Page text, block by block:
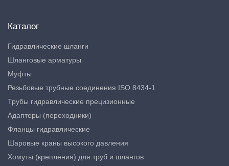
Каталог
Гидравлические шланги
Шланговые арматуры
Муфты
Резьбовые трубные соединения ISO 8434-1
Трубы гидравлические прецизионные
Адаптеры (переходники)
Фланцы гидравлические
Шаровые краны высокого давления
Хомуты (крепления) для труб и шлангов